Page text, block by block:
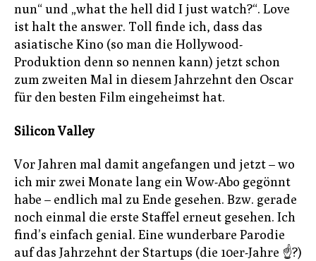
nun“ und „what the hell did I just watch?“. Love
ist halt the answer. Toll finde ich, dass das
asiatische Kino (so man die Hollywood-
Produktion denn so nennen kann) jetzt schon
zum zweiten Mal in diesem Jahrzehnt den Oscar
für den besten Film eingeheimst hat.
Silicon Valley
Vor Jahren mal damit angefangen und jetzt – wo
ich mir zwei Monate lang ein Wow-Abo gegönnt
habe – endlich mal zu Ende gesehen. Bzw. gerade
noch einmal die erste Staffel erneut gesehen. Ich
find’s einfach genial. Eine wunderbare Parodie
auf das Jahrzehnt der Startups (die 10er-Jahre ☝?)